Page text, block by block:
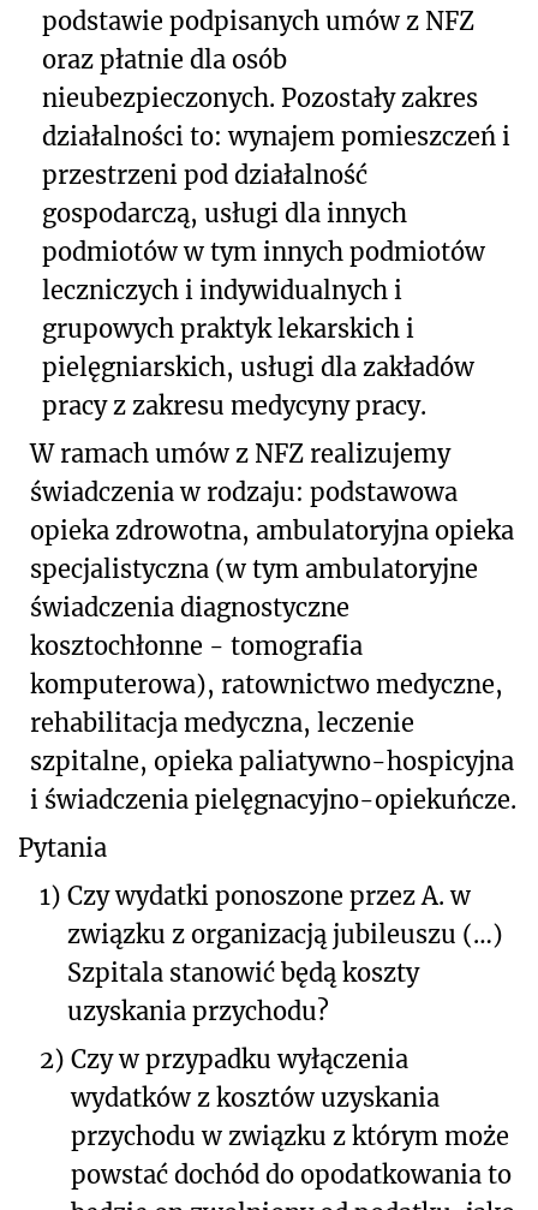
podstawie podpisanych umów z NFZ
oraz płatnie dla osób
nieubezpieczonych. Pozostały zakres
działalności to: wynajem pomieszczeń i
przestrzeni pod działalność
gospodarczą, usługi dla innych
podmiotów w tym innych podmiotów
leczniczych i indywidualnych i
grupowych praktyk lekarskich i
pielęgniarskich, usługi dla zakładów
pracy z zakresu medycyny pracy.
W ramach umów z NFZ realizujemy
świadczenia w rodzaju: podstawowa
opieka zdrowotna, ambulatoryjna opieka
specjalistyczna (w tym ambulatoryjne
świadczenia diagnostyczne
kosztochłonne - tomografia
komputerowa), ratownictwo medyczne,
rehabilitacja medyczna, leczenie
szpitalne, opieka paliatywno-hospicyjna
i świadczenia pielęgnacyjno-opiekuńcze.
Pytania
1) Czy wydatki ponoszone przez A. w
związku z organizacją jubileuszu (…)
Szpitala stanowić będą koszty
uzyskania przychodu?
2) Czy w przypadku wyłączenia
wydatków z kosztów uzyskania
przychodu w związku z którym może
powstać dochód do opodatkowania to